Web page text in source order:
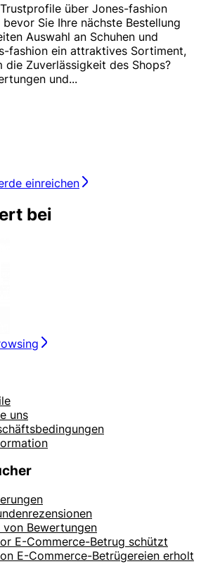
über Jones-fashion
Sie Ihre nächste Bestellung
Auswahl an Schuhen und
fashion ein attraktives Sortiment,
die Zuverlässigkeit des Shops?
und...
einreichen
bei
uns
Bewertungen
E-Commerce-Betrug schützt
E-Commerce-Betrügereien erholt